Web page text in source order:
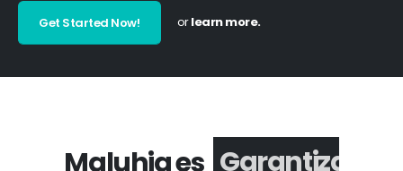
Get Started Now! orlearn more.
Maluhia es Garantizado